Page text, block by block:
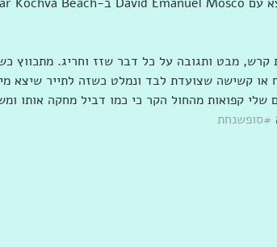
קרש, מבט ותגובה על כל דבר שזז וחריג. מתכווץ
או קשישה שצועדת לבד ונמלט כשזה לתייר שיצא
קפואות מהחול הקר כי כמו דביל מחקה אותו
#סופשנחת